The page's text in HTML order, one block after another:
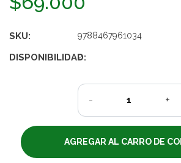
SKU: 9788467961034
DISPONIBILIDAD:
2
- +